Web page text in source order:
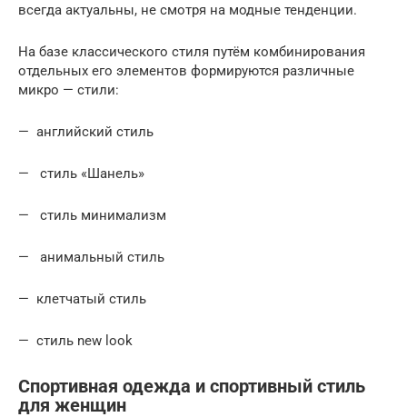
всегда актуальны, не смотря на модные тенденции.
На базе классического стиля путём комбинирования
отдельных его элементов формируются различные
микро — стили:
— английский стиль
— стиль «Шанель»
— стиль минимализм
— анимальный стиль
— клетчатый стиль
— стиль new look
Спортивная одежда и спортивный стиль
для женщин